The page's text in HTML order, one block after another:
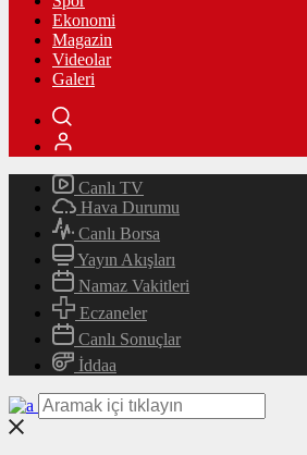
Ekonomi
Magazin
Videolar
Galeri
Canlı TV
Hava Durumu
Canlı Borsa
Yayın Akışları
Namaz Vakitleri
Eczaneler
Canlı Sonuçlar
İddaa